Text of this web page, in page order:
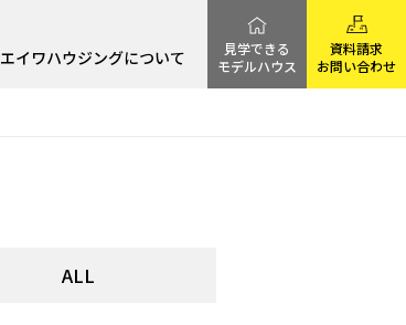
エイワハウジングについて
見学できる
モデルハウス
資料請求
お問い合わせ
ALL